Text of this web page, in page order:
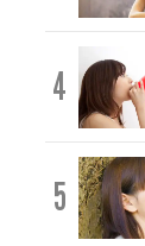
4
5